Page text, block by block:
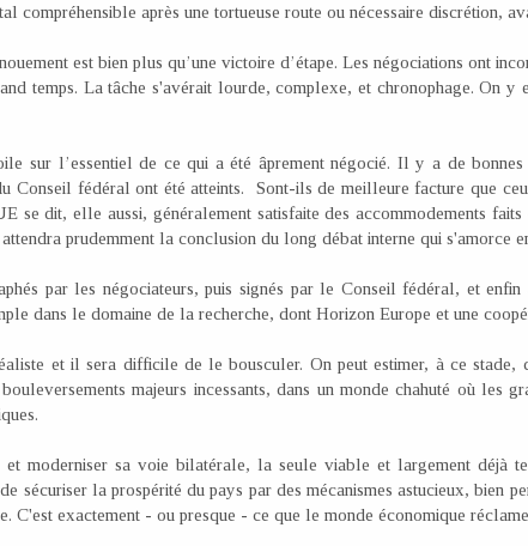
compréhensible après une tortueuse route ou nécessaire discrétion,
est bien plus qu’une victoire d’étape. Les négociations ont
temps. La tâche s'avérait lourde, complexe, et chronophage. On y
sur l’essentiel de ce qui a été âprement négocié. Il y a de
Conseil fédéral ont été atteints. Sont-ils de meilleure facture que
se dit, elle aussi, généralement satisfaite des accommodements
prudemment la conclusion du long débat interne qui s'amorce
par les négociateurs, puis signés par le Conseil fédéral, et
dans le domaine de la recherche, dont Horizon Europe et une
et il sera difficile de le bousculer. On peut estimer, à ce stade,
majeurs incessants, dans un monde chahuté où les
moderniser sa voie bilatérale, la seule viable et largement déjà
sécuriser la prospérité du pays par des mécanismes astucieux, bien
C'est exactement - ou presque - ce que le monde économique réclame